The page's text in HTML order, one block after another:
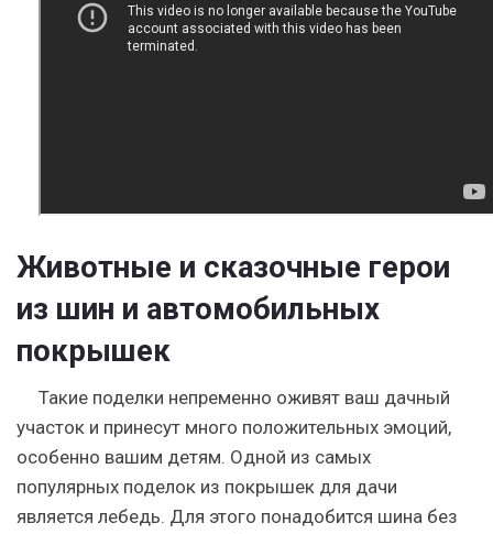
Животные и сказочные герои
из шин и автомобильных
покрышек
Такие поделки непременно оживят ваш дачный
участок и принесут много положительных эмоций,
особенно вашим детям. Одной из самых
популярных поделок из покрышек для дачи
является лебедь. Для этого понадобится шина без